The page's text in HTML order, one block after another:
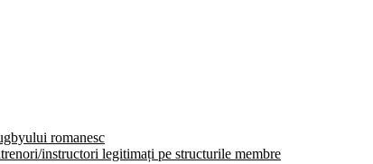
romanesc
instructori legitimați pe structurile membre